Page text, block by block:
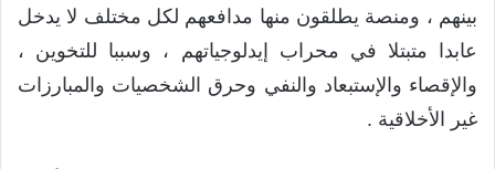
بينهم ، ومنصة يطلقون منها مدافعهم لكل مختلف لا يدخل
عابدا متبتلا في محراب إيدلوجياتهم ، وسببا للتخوين ،
والإقصاء والإستبعاد والنفي وحرق الشخصيات والمبارزات
غير الأخلاقية .